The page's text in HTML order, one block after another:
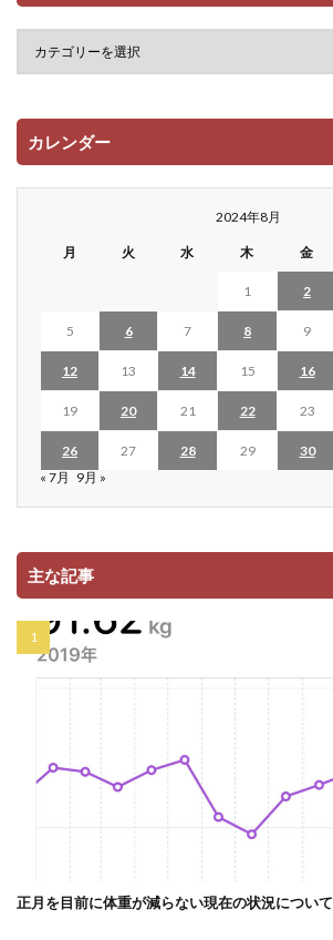
カレンダー
2024年8月
月 火 水 木 金
1 2
5 6 7 8 9
12 13 14 15 16
19 20 21 22 23
26 27 28 29 30
« 7月 9月 »
主な記事
正月を目前に体重が減らない現在の状況について